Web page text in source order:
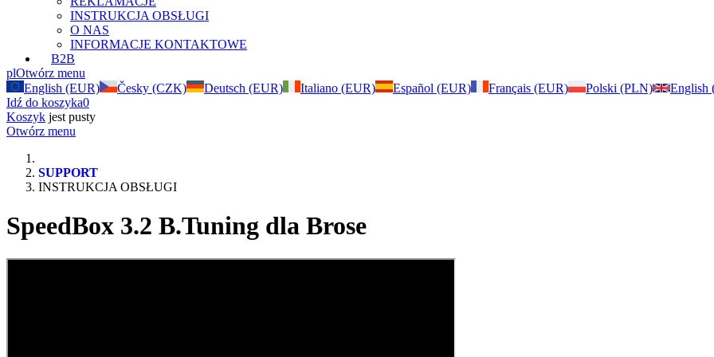
INSTRUKCJA OBSŁUGI
O NAS
INFORMACJE KONTAKTOWE
B2B
plOtwórz menu
English (EUR)
Česky (CZK) Deutsch (EUR) Italiano (EUR) Español (EUR) Français (EUR) Polski (PLN)
English
Idź do koszyka0
Koszyk jest pusty
Otwórz menu
SUPPORT
INSTRUKCJA OBSŁUGI
SpeedBox 3.2 B.Tuning dla Brose